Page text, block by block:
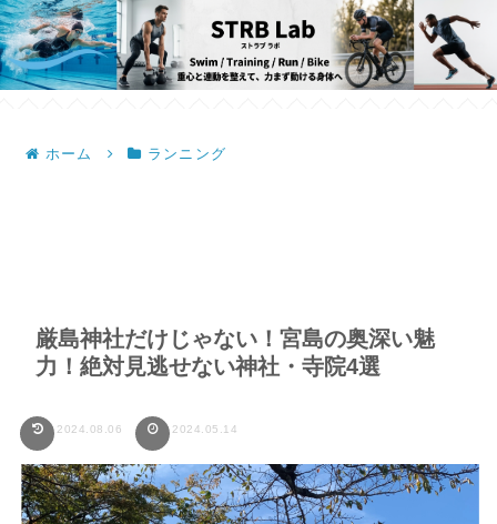
ホーム ランニング
厳島神社だけじゃない！宮島の奥深い魅
力！絶対見逃せない神社・寺院4選
2024.08.06 2024.05.14